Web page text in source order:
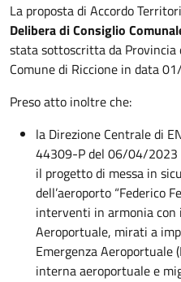
La proposta di Accordo
Delibera di Consiglio
stata sottoscritta da Provincia
Comune di Riccione in data
Preso atto inoltre che:
la Direzione Centrale di
44309-P del 06/04/
il progetto di messa in
dell’aeroporto “Federico
interventi in armonia con
Aeroportuale, mirati a
Emergenza Aeroportuale
interna aeroportuale e